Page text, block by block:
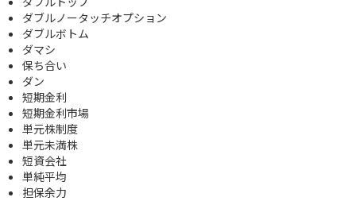
ダブルノータッチオプション
ダブルボトム
ダマシ
保ち合い
ダン
短期金利
短期金利市場
単元株制度
単元未満株
短資会社
単純平均
担保余力